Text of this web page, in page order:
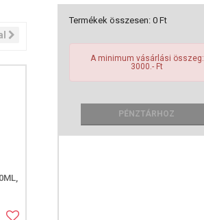
Termékek összesen: 0 Ft
A minimum vásárlási összeg:
3000.- Ft
PÉNZTÁRHOZ